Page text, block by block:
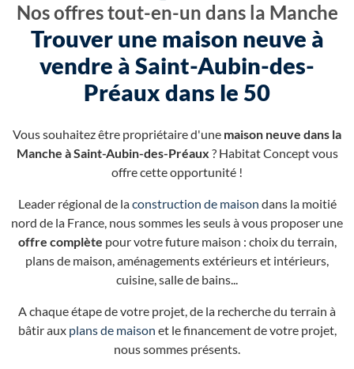
Nos offres tout-en-un dans la Manche
Trouver une maison neuve à
vendre à Saint-Aubin-des-
Préaux dans le 50
Vous souhaitez être propriétaire d'une maison neuve dans la
Manche à Saint-Aubin-des-Préaux ? Habitat Concept vous
offre cette opportunité !
Leader régional de laconstruction de maison dans la moitié
nord de la France, nous sommes les seuls à vous proposer une
offre complète pour votre future maison : choix du terrain,
plans de maison, aménagements extérieurs et intérieurs,
cuisine, salle de bains...
A chaque étape de votre projet, de la recherche du terrain à
bâtir aux plans de maison et le financement de votre projet,
nous sommes présents.